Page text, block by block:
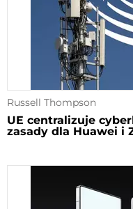
Russell Thompson
UE centralizuje
zasady dla Huawei i